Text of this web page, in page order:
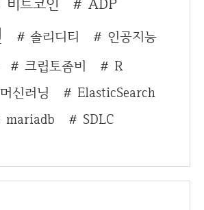
솔리디티
인공지능
크립토좀비
R
머신러닝
ElasticSearch
mariadb
SDLC